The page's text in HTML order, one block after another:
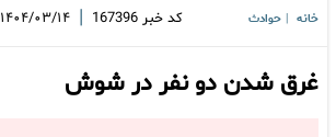
خانه حوادث کد خبر 167396
| ۱۴۰۴/۰۳/۱۴ ۱۶:۵۶
غرق شدن دو نفر در شوش